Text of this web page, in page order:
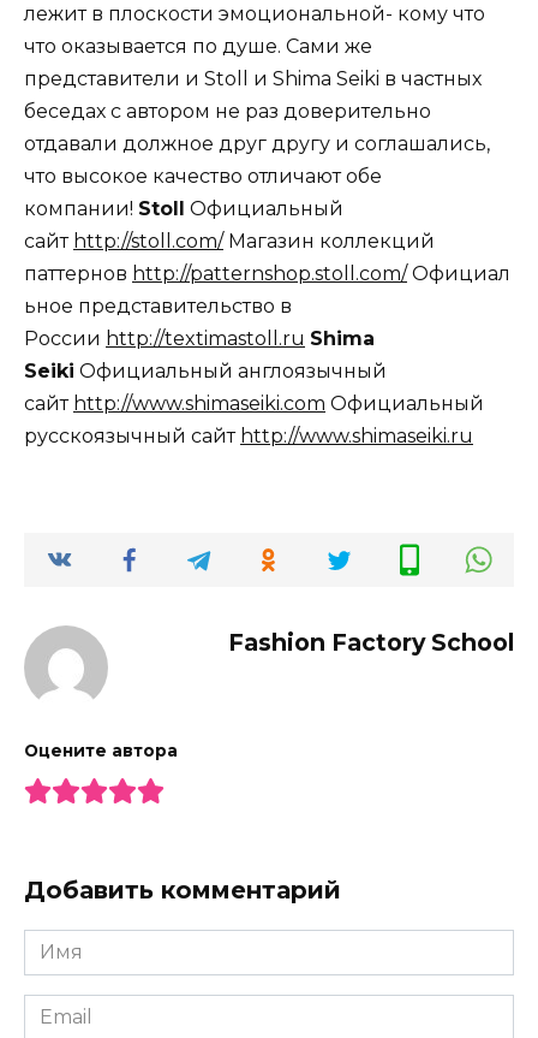
лежит в плоскости эмоциональной- кому что
что оказывается по душе. Сами же
представители и Stoll и Shima Seiki в частных
беседах с автором не раз доверительно
отдавали должное друг другу и соглашались,
что высокое качество отличают обе
компании! Stoll Официальный
сайт http://stoll.com/Магазин коллекций
паттернов http://patternshop.stoll.com/Официал
ьное представительство в
России http://textimastoll.ru Shima
Seiki Официальный англоязычный
сайт http://www.shimaseiki.com Официальный
русскоязычный сайт http://www.shimaseiki.ru
Fashion Factory School
Оцените автора
Добавить комментарий
Имя
*
Email